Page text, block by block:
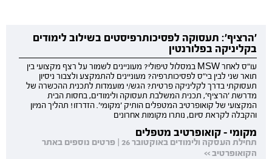
'הרציף': תעסוקה לפסיכותרפיסטים בשילוב לימודים
בקליניקה בפלורנטין
עו"ס לאחר MSW במסלול טיפולי? מעוניינים לשמור על רצף מקצועי בין
תואר שני לבין בי"ס לפסיכותרפיה? מעוניינים להתמקצע ולצבור ניסיון
תעסוקתי בדרך לקליניקה פרטית? הגש/י מועמדות לתכנית ההכשרה של
מדרשת 'הרציף', תכנית המשלבת תעסוקה ולימודים, בחסות הבית
המקצועי של קואופרטיב המטפלים הותיק 'מקומי'. הזדרזו! תהליך המיון
והקבלה לקראת סיום, נותרו מקומות אחרונים
מקומי - קואופרטיב מטפלים
תחילת העסקה ולימודים באוקטובר 26 | פרטים נוספים באתר
הקואופרטיב >>